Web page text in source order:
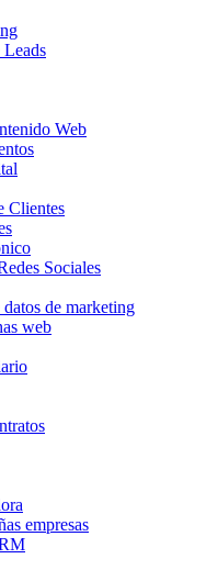
Leads
Web
Clientes
Sociales
de marketing
web
empresas